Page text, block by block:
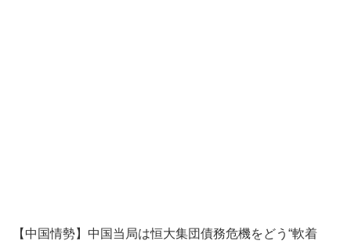
【中国情勢】中国当局は恒大集団債務危機をどう“軟着